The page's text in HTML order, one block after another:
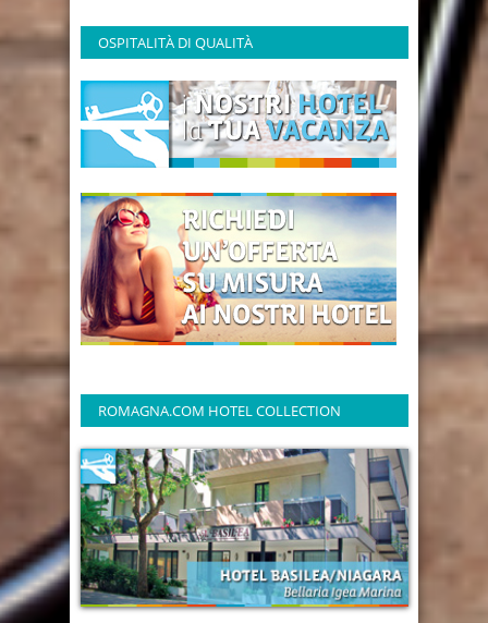
OSPITALITÀ DI QUALITÀ
ROMAGNA.COM HOTEL COLLECTION